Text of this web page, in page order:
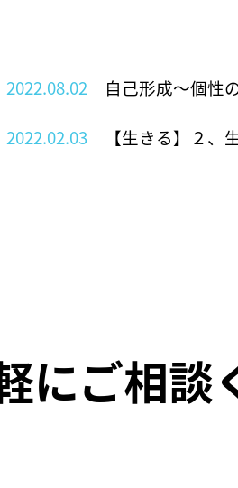
2022.08.02 自己形成～個性
2022.02.03 【生きる】２、
にご相談